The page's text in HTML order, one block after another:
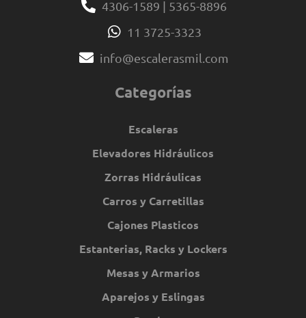
4306-1589 | 5365-8896
11 3725-3323
info@escalerasmil.com
Categorías
Escaleras
Elevadores Hidráulicos
Zorras Hidráulicas
Carros y Carretillas
Cajones Plasticos
Estanterias, Racks y Lockers
Mesas y Armarios
Aparejos y Eslingas